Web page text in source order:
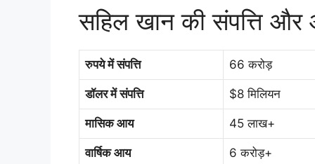
सहिल खान की संपत्ति
रुपये में संपत्ति 66 करोड़
डॉलर में संपत्ति $8 मिलियन
मासिक आय 45 लाख+
वार्षिक आय 6 करोड़+